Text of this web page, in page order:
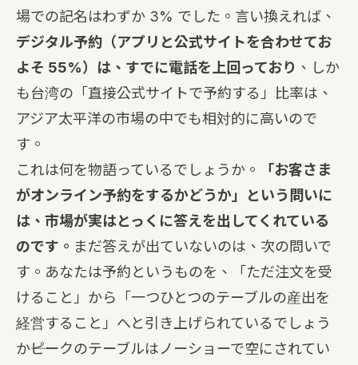
場での記名はわずか 3% でした。言い換えれば、
デジタル予約（アプリと公式サイトを合わせてお
よそ 55%）は、すでに電話を上回っており 、しか
も台湾の「直接公式サイトで予約する」比率は、
アジア太平洋の市場の中でも相対的に高いので
す。
これは何を物語っているでしょうか。
「お客さま
がオンライン予約をするかどうか」という問いに
は、市場が実はとっくに答えを出してくれている
のです。 まだ答えが出ていないのは、次の問いで
す。あなたは予約というものを、「ただ注文を受
けること」から「一つひとつのテーブルの産出を
経営すること」へと引き上げられているでしょう
か――ピークのテーブルはノーショーで空にされてい